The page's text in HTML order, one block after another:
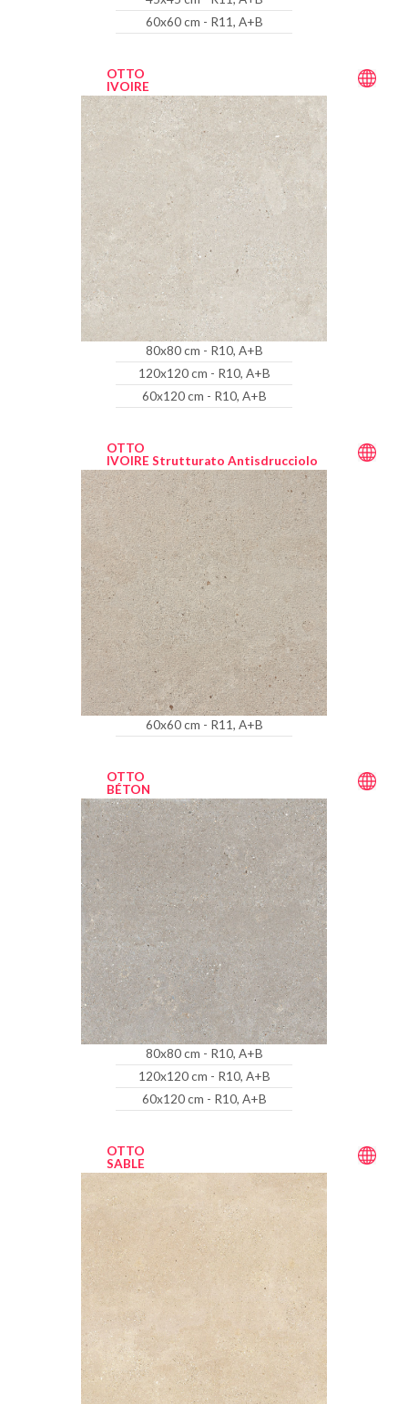
60x60 cm - R11, A+B
OTTO
IVOIRE
80x80 cm - R10, A+B
120x120 cm - R10, A+B
60x120 cm - R10, A+B
OTTO
IVOIRE Strutturato Antisdrucciolo
60x60 cm - R11, A+B
OTTO
BÉTON
80x80 cm - R10, A+B
120x120 cm - R10, A+B
60x120 cm - R10, A+B
OTTO
SABLE